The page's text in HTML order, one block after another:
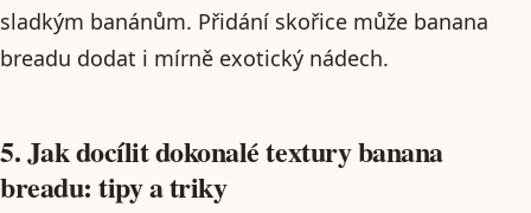
sladkým banánům. Přidání skořice může banana
breadu dodat i mírně exotický nádech.
5. Jak docílit dokonalé textury banana
breadu: tipy a triky